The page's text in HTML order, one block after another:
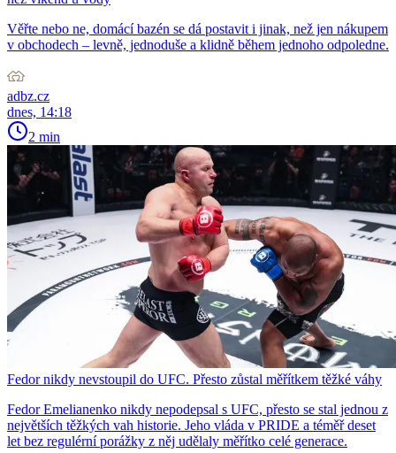
Věřte nebo ne, domácí bazén se dá postavit i jinak, než jen nákupem
v obchodech – levně, jednoduše a klidně během jednoho odpoledne.
adbz.cz
dnes, 14:18
2 min
Fedor nikdy nevstoupil do UFC. Přesto zůstal měřítkem těžké váhy
Fedor Emelianenko nikdy nepodepsal s UFC, přesto se stal jednou z
největších těžkých vah historie. Jeho vláda v PRIDE a téměř deset
let bez regulérní porážky z něj udělaly měřítko celé generace.